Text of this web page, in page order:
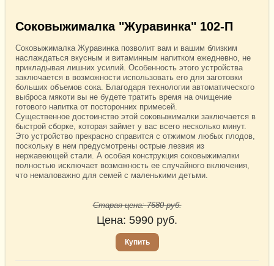
Соковыжималка "Журавинка" 102-П
Соковыжималка Журавинка позволит вам и вашим близким
наслаждаться вкусным и витаминным напитком ежедневно, не
прикладывая лишних усилий. Особенность этого устройства
заключается в возможности использовать его для заготовки
больших объемов сока. Благодаря технологии автоматического
выброса мякоти вы не будете тратить время на очищение
готового напитка от посторонних примесей.
Существенное достоинство этой соковыжималки заключается в
быстрой сборке, которая займет у вас всего несколько минут.
Это устройство прекрасно справится с отжимом любых плодов,
поскольку в нем предусмотрены острые лезвия из
нержавеющей стали. А особая конструкция соковыжималки
полностью исключает возможность ее случайного включения,
что немаловажно для семей с маленькими детьми.
Старая цена:7680руб.
Цена: 5990 руб.
Купить